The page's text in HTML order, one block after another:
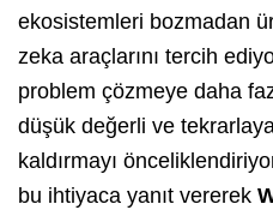
ekosistemleri bozmadan
zeka araçlarını tercih
problem çözmeye daha
düşük değerli ve
kaldırmayı
bu ihtiyaca yanıt vererek